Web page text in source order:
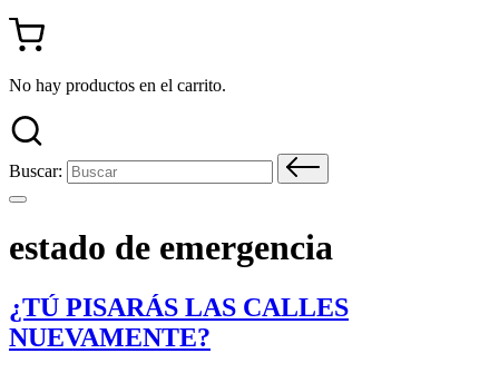
No hay productos en el carrito.
Buscar:
estado de emergencia
¿TÚ PISARÁS LAS CALLES
NUEVAMENTE?